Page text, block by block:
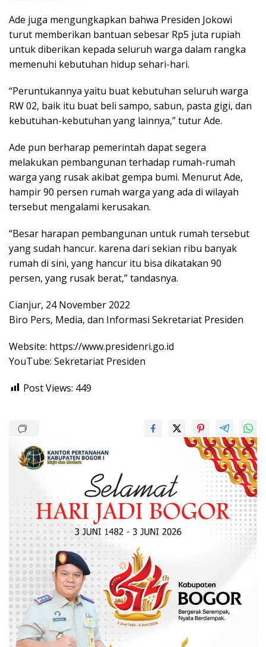
Ade juga mengungkapkan bahwa Presiden Jokowi
turut memberikan bantuan sebesar Rp5 juta rupiah
untuk diberikan kepada seluruh warga dalam rangka
memenuhi kebutuhan hidup sehari-hari.
“Peruntukannya yaitu buat kebutuhan seluruh warga
RW 02, baik itu buat beli sampo, sabun, pasta gigi, dan
kebutuhan-kebutuhan yang lainnya,” tutur Ade.
Ade pun berharap pemerintah dapat segera
melakukan pembangunan terhadap rumah-rumah
warga yang rusak akibat gempa bumi. Menurut Ade,
hampir 90 persen rumah warga yang ada di wilayah
tersebut mengalami kerusakan.
“Besar harapan pembangunan untuk rumah tersebut
yang sudah hancur. karena dari sekian ribu banyak
rumah di sini, yang hancur itu bisa dikatakan 90
persen, yang rusak berat,” tandasnya.
Cianjur, 24 November 2022
Biro Pers, Media, dan Informasi Sekretariat Presiden
Website: https://www.presidenri.go.id
YouTube: Sekretariat Presiden
Post Views: 449